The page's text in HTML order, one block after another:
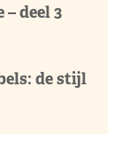
deel 3
de stijl